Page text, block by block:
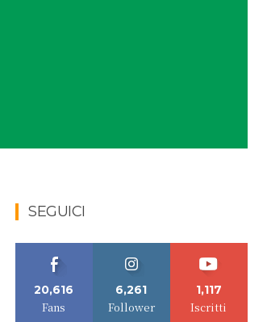
SEGUICI
20,616
Fans
6,261
Follower
1,117
Iscritti